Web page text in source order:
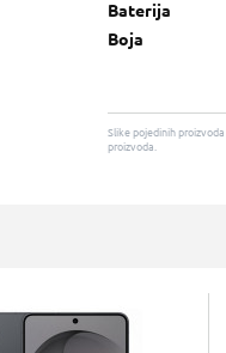
Baterija
Boja
Slike pojedinih
proizvoda.